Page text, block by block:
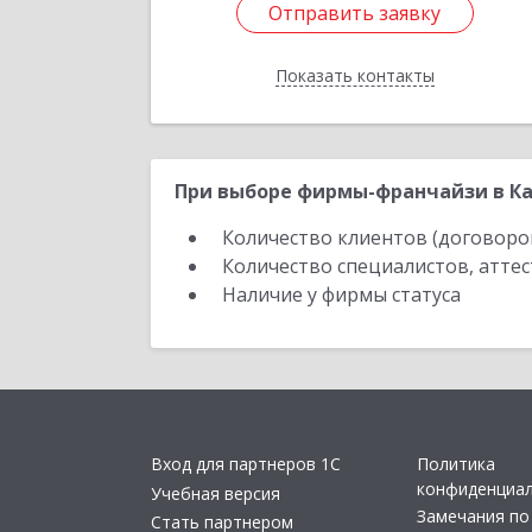
Отправить заявку
Показать контакты
Отправить заявку
Назад
При выборе фирмы-франчайзи в
Количество клиентов
Количество специалистов,
Наличие у фирмы статуса
Вход для партнеров 1С
Учебная версия
Стать партнером
Политика
Замечания по